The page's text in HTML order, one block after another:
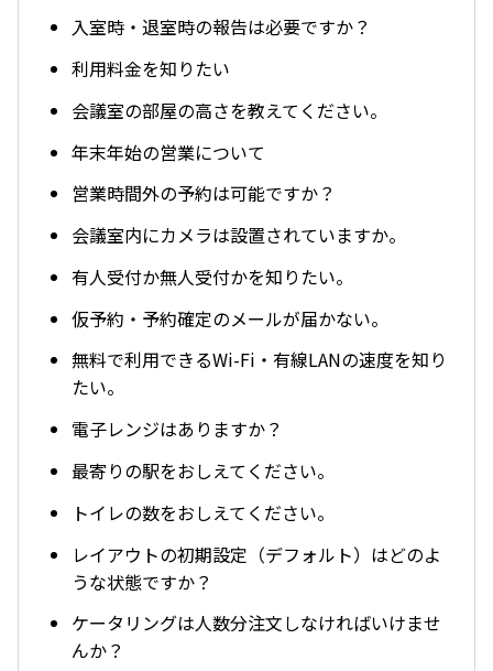
入室時・退室時の報告は必要ですか？
利用料金を知りたい
会議室の部屋の高さを教えてください。
年末年始の営業について
営業時間外の予約は可能ですか？
会議室内にカメラは設置されていますか。
有人受付か無人受付かを知りたい。
仮予約・予約確定のメールが届かない。
無料で利用できるWi-Fi・有線LANの速度を知り
たい。
電子レンジはありますか？
最寄りの駅をおしえてください。
トイレの数をおしえてください。
レイアウトの初期設定（デフォルト）はどのよ
うな状態ですか？
ケータリングは人数分注文しなければいけませ
んか？